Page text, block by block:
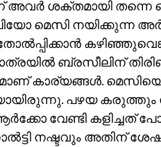
ശക്തമായി തന്നെ
മെസി നയിക്കുന്ന
ബ്രസീലിന്
കാര്യങ്ങള്‍.
പഴയ കരുത്തും
വേണ്ടി കളിച്ചത്
നഷ്ടവും അതിന്